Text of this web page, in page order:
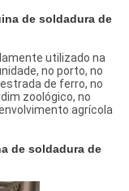
de soldadura de
utilizado na
no porto, no
de ferro, no
zoológico, no
agrícola
de soldadura de